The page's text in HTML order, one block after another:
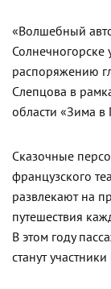
«Волшебный
распоряжению
Слепцова в
области «Зима в
Сказочные
французского
развлекают на
путешествия
В этом году
станут